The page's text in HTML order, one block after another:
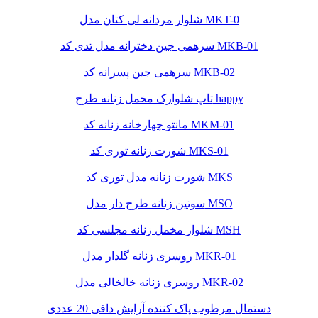
شلوار مردانه لی کتان مدل MKT-0
سرهمی جین دخترانه مدل تدی کد MKB-01
سرهمی جین پسرانه کد MKB-02
تاپ شلوارک مخمل زنانه طرح happy
مانتو چهارخانه زنانه کد MKM-01
شورت زنانه توری کد MKS-01
شورت زنانه مدل توری کد MKS
سوتین زنانه طرح دار مدل MSO
شلوار مخمل زنانه مجلسی کد MSH
روسری زنانه گلدار مدل MKR-01
روسری زنانه خالخالی مدل MKR-02
دستمال مرطوب پاک کننده آرایش دافی 20 عددی